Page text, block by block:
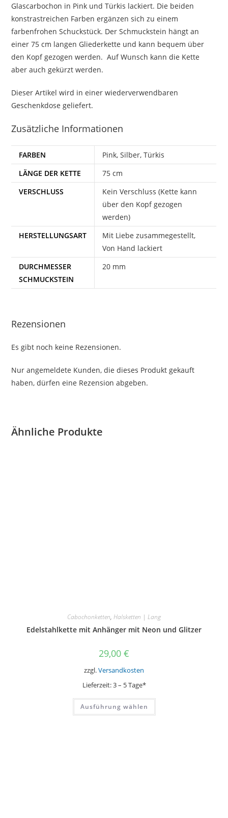
Glascarbochon in Pink und Türkis lackiert. Die beiden
konstrastreichen Farben ergänzen sich zu einem
farbenfrohen Schuckstück. Der Schmuckstein hängt an
einer 75 cm langen Gliederkette und kann bequem über
den Kopf gezogen werden. Auf Wunsch kann die Kette
aber auch gekürzt werden.
Dieser Artikel wird in einer wiederverwendbaren
Geschenkdose geliefert.
Zusätzliche Informationen
FARBEN
Pink, Silber, Türkis
LÄNGE DER KETTE
75 cm
VERSCHLUSS
Kein Verschluss (Kette kann
über den Kopf gezogen
werden)
HERSTELLUNGSART
Mit Liebe zusammegestellt,
Von Hand lackiert
DURCHMESSER
SCHMUCKSTEIN
20 mm
Rezensionen
Es gibt noch keine Rezensionen.
Nur angemeldete Kunden, die dieses Produkt gekauft
haben, dürfen eine Rezension abgeben.
Ähnliche Produkte
Cabochonketten, Halsketten | Lang
Edelstahlkette mit Anhänger mit Neon und Glitzer
29,00 €
zzgl.Versandkosten
Lieferzeit:3 – 5 Tage*
Ausführung wählen
Dieses
weist